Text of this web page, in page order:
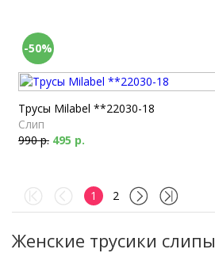
-50%
Трусы Milabel **22030-18
Слип
990 р. 495 р.
1 2
Женские трусики слипы